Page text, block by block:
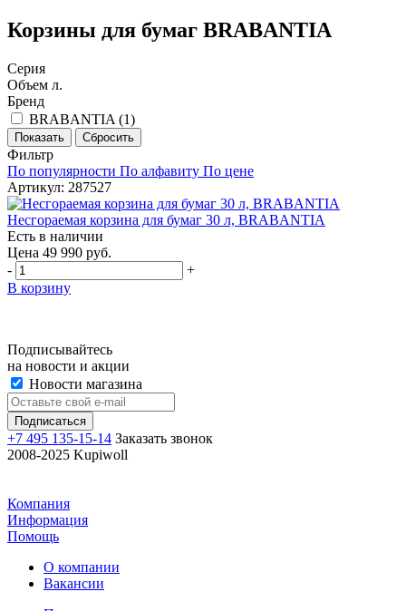
Корзины для бумаг BRABANTIA
Серия
Объем л.
Бренд
BRABANTIA (1)
Фильтр
По популярности По алфавиту По цене
Артикул: 287527
Несгораемая корзина для бумаг 30 л, BRABANTIA
Есть в наличии
Цена 49 990 руб.
-
+
В корзину
Подписывайтесь
на новости и акции
Новости магазина
+7 495 135-15-14 Заказать звонок
2008-2025 Kupiwoll
Компания
Информация
Помощь
О компании
Вакансии